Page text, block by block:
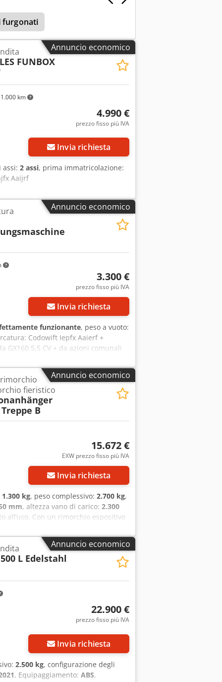
intermedia. Siamo lieti di
anche senza anticipo! Avete
furgonati
Annuncio economico
km
FUNBOX
4.990 €
prezzo fisso più IVA
Invia richiesta
assi: 2 assi, prima immatricolazione:
Aaijrf
Annuncio economico
3.300 €
prezzo fisso più IVA
Invia richiesta
funzionante, peso a vuoto:
Codowift Iepfx Aaierf +
GX160 5,5 CV + da azioni comunali
Possibili errori ed errori di
Annuncio economico
fieristico
B
15.672 €
EXW prezzo fisso più IVA
Invia richiesta
1.300 kg, peso complessivo: 2.700 kg,
mm, altezza vano di carico: 2.300
all’uso. Con un rimorchio espositivo
di uno stand fieristico
Come concessionario di
commerciali o eventi simili e
personale, tempi di
per fiere. Crsdpfx Aeyk Hhzeaiof
con il vostro brand, siete
pochi minuti e potete subito
utile e fondamentale del
pedana di accesso su
corrimano ribaltabili, sportello
calpestabile (max 70 kg), banner
esterna, scala, quattro robusti
di distribuzione con salvavita, nove
esterna argento/interna bianca,
a caldo.
Annuncio economico
L Edelstahl
22.900 €
prezzo fisso più IVA
Invia richiesta
2.500 kg, configurazione degli
, Equipaggiamento: ABS,